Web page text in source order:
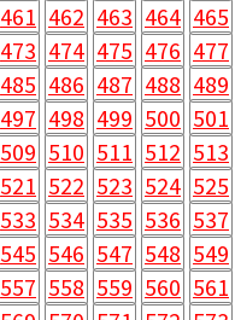
461 462 463 464 465
473 474 475 476 477
485 486 487 488 489
497 498 499 500 501
509 510 511 512 513
521 522 523 524 525
533 534 535 536 537
545 546 547 548 549
557 558 559 560 561